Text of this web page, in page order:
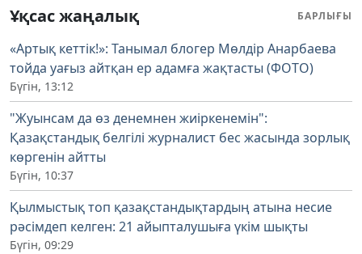
Ұқсас жаңалық БАРЛЫҒЫ
«Артық кеттік!»: Танымал блогер Мөлдір Анарбаева
тойда уағыз айтқан ер адамға жақтасты (ФОТО)
Бүгін, 13:12
"Жуынсам да өз денемнен жиіркенемін":
Қазақстандық белгілі журналист бес жасында зорлық
көргенін айтты
Бүгін, 10:37
Қылмыстық топ қазақстандықтардың атына несие
рәсімдеп келген: 21 айыпталушыға үкім шықты
Бүгін, 09:29